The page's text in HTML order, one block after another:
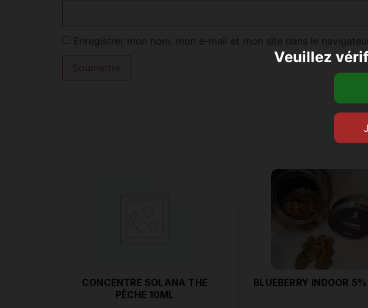
Enregistrer mon nom, mon e-mail et mon site dans le
CONCENTRE SOLANA THE
PÊCHE 10ML
BLUEBERRY INDOOR
Veuillez